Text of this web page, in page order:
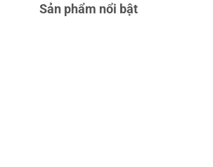
Sản phẩm nổi bật